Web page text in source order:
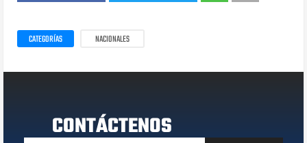
CATEGORÍAS NACIONALES
CONTÁCTENOS